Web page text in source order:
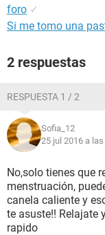
foro ✓
Si me tomo una
2 respuestas
RESPUESTA 1 / 2
Sofia_12
25 jul 2016 a
No,solo tienes que
menstruación,
canela caliente y
te asuste!! Relajate
rapido